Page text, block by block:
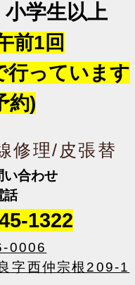
小学生以上
前1回
行っています
約)
修理/皮張替
い合わせ
話
1322
0006
字西仲宗根209-1